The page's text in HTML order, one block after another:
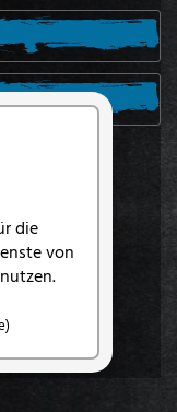
die
von
AUS